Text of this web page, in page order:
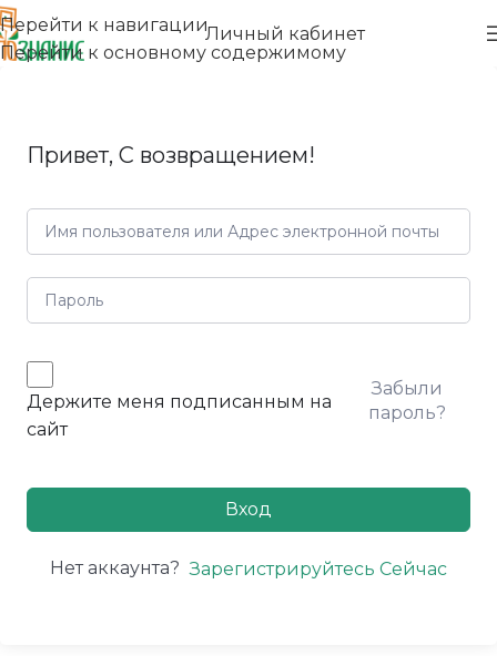
Перейти к навигации
Перейти к основному содержимому
Личный кабинет
Привет, С возвращением!
Держите меня подписанным на
сайт
Забыли
пароль?
Вход
Нет аккаунта? Зарегистрируйтесь Сейчас